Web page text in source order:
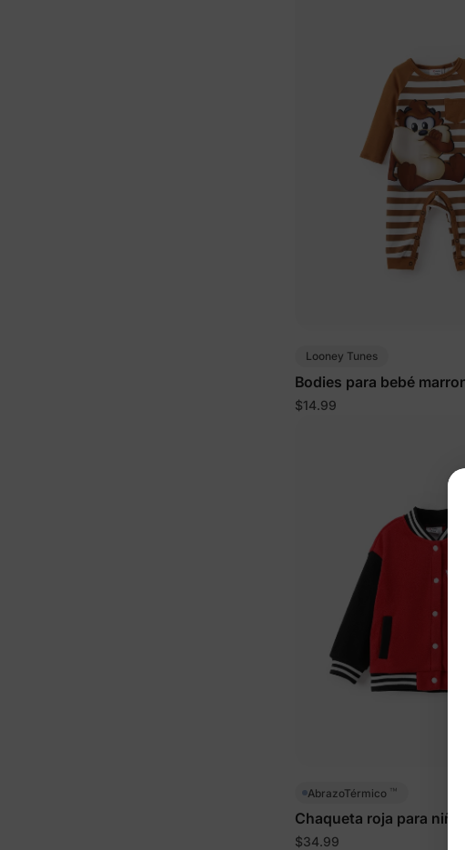
Looney Tunes
Bodies para bebé
larga
$14.99
AbrazoTérmico ™
Chaqueta roja para
Wheels
$34.99